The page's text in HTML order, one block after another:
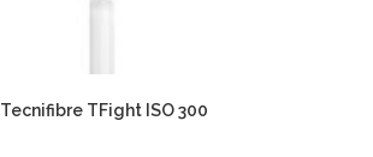
Tecnifibre TFight ISO 300